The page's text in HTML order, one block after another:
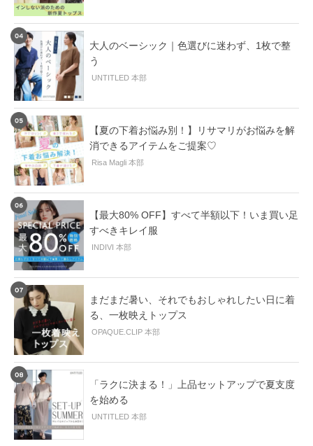
大人のベーシック｜色選びに迷わず、1枚で整
う
UNTITLED 本部
【夏の下着お悩み別！】リサマリがお悩みを解
消できるアイテムをご提案♡
Risa Magli 本部
【最大80% OFF】すべて半額以下！いま買い足
すべきキレイ服
INDIVI 本部
まだまだ暑い、それでもおしゃれしたい日に着
る、一枚映えトップス
OPAQUE.CLIP 本部
「ラクに決まる！」上品セットアップで夏支度
を始める
UNTITLED 本部